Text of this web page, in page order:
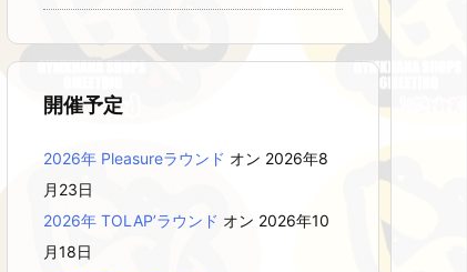
開催予定
2026年 Pleasureラウンド オン 2026年8
月23日
2026年 TOLAP’ラウンド オン 2026年10
月18日